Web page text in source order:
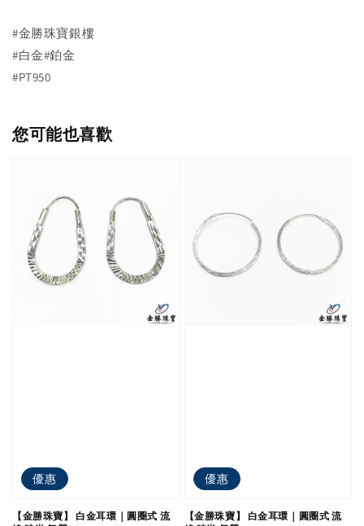
#金勝珠寶銀樓
#白金#鉑金
#PT950
您可能也喜歡
優惠
【金勝珠寶】 白金耳環｜圓圈式 流
優惠
【金勝珠寶】 白金耳環｜圓圈式 流